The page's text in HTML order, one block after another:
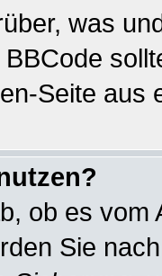
was
Seite aus
ob es
Sie